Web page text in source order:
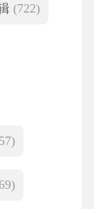
(722)